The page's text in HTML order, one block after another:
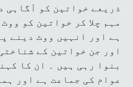
ذریعے خواتین کو آگاہی
مہم چلا کر خواتین کو
ہے اور انہیں ووٹ دینے
اور جن خواتین کے
بنوا رہی ہیں ۔ ان کا
عوام کی جماعت ہے اور